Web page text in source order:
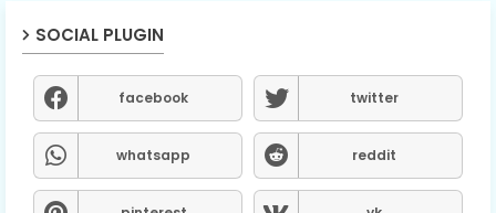
SOCIAL PLUGIN
facebook twitter
whatsapp reddit